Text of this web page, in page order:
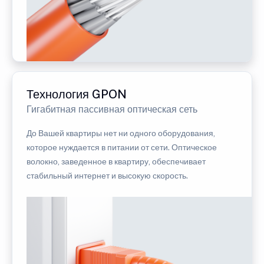
Технология GPON
Гигабитная пассивная оптическая сеть
До Вашей квартиры нет ни одного оборудования,
которое нуждается в питании от сети. Оптическое
волокно, заведенное в квартиру, обеспечивает
стабильный интернет и высокую скорость.